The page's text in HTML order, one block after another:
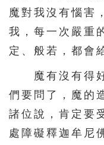
魔對我沒有惱害
我，每一次嚴重
定、般若，都會
魔有沒有得好
們要問了，魔的
諸位說，肯定要
處障礙釋迦牟尼